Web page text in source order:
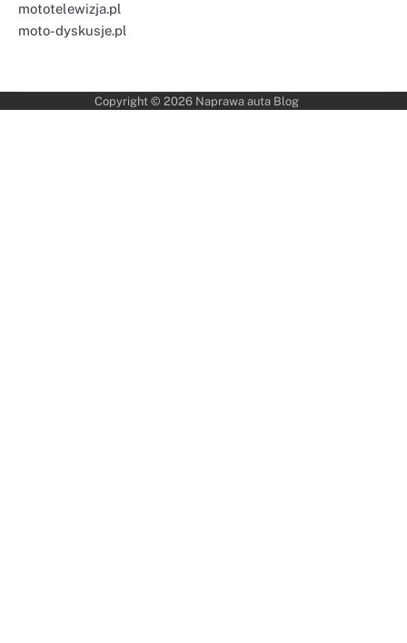
mototelewizja.pl
moto-dyskusje.pl
Copyright © 2026 Naprawa auta Blog